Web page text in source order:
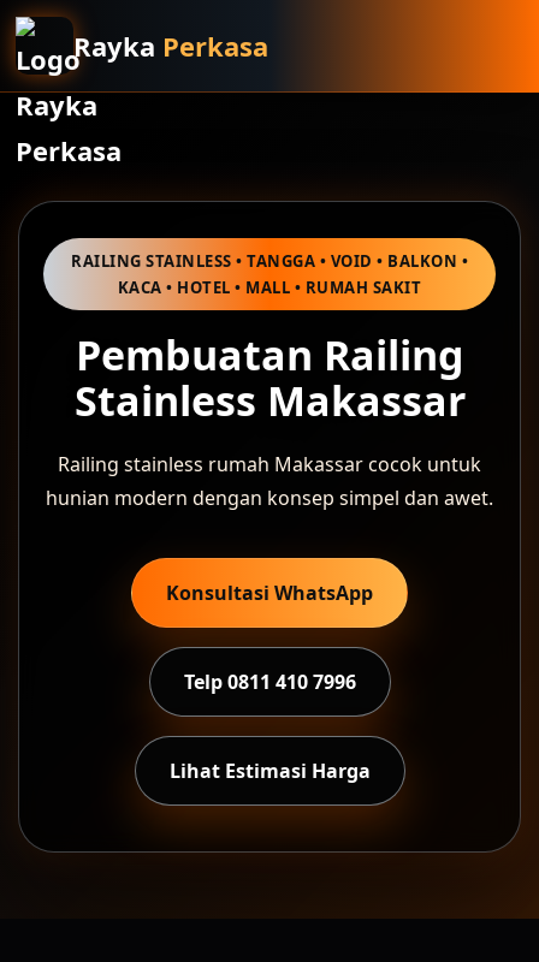
Rayka Perkasa
RAILING STAINLESS • TANGGA • VOID • BALKON •
KACA • HOTEL • MALL • RUMAH SAKIT
Pembuatan Railing
Stainless Makassar
Railing stainless rumah Makassar cocok untuk
hunian modern dengan konsep simpel dan awet.
Konsultasi WhatsApp
Telp 0811 410 7996
Lihat Estimasi Harga